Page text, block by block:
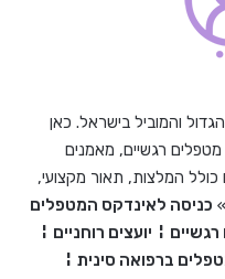
והמוביל בישראל. כאן
רגשיים, מאמנים
כולל המלצות, תאור מקצועי,
כניסה לאינדקס המטפלים
¦ יועצים רוחניים ¦
ברפואה סינית ¦